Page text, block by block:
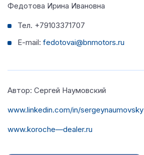
Федотова Ирина Ивановна
Тел. +79103371707
E-mail: fedotovai@bnmotors.ru
Автор: Сергей Наумовский
www.linkedin.com/in/sergeynaumovsky
www.koroche—dealer.ru